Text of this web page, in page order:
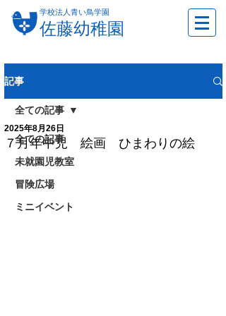
佐藤幼稚園
学校法人青い鳥学園
記事
全ての記事
未就園児教室
冒険広場
ミニイベント
全ての記事
７月年中児 絵画 ひまわりの絵
2025年8月26日